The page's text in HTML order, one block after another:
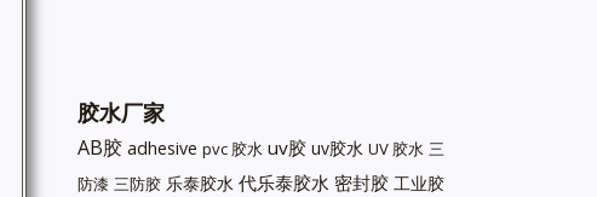
胶水厂家
AB胶 adhesive pvc 胶水 uv胶 uv胶水 UV 胶水 三
防漆 三防胶 乐泰胶水 代乐泰胶水 密封胶 工业胶